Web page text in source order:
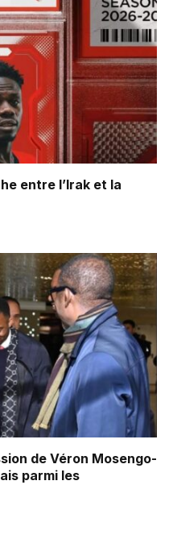
entre l’Irak et la
de Véron Mosengo-
parmi les